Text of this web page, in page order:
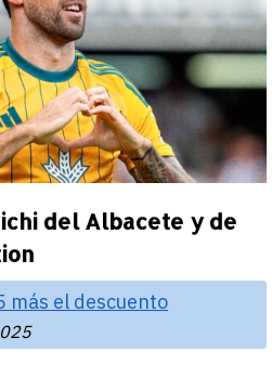
del Albacete y de
más el descuento